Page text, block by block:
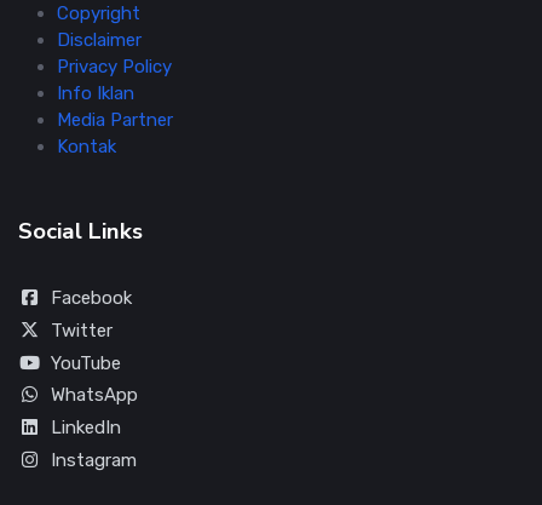
Copyright
Disclaimer
Privacy Policy
Info Iklan
Media Partner
Kontak
Social Links
Facebook
Twitter
YouTube
WhatsApp
LinkedIn
Instagram